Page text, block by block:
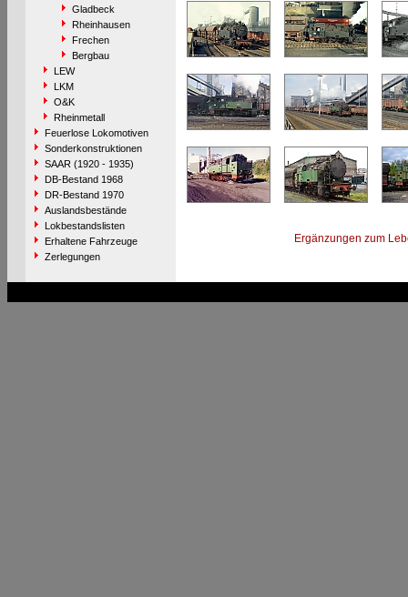
Gladbeck
Rheinhausen
Frechen
Bergbau
LEW
LKM
O&K
Rheinmetall
Feuerlose Lokomotiven
Sonderkonstruktionen
SAAR (1920 - 1935)
DB-Bestand 1968
DR-Bestand 1970
Auslandsbestände
Lokbestandslisten
Erhaltene Fahrzeuge
Zerlegungen
Ergänzungen zum